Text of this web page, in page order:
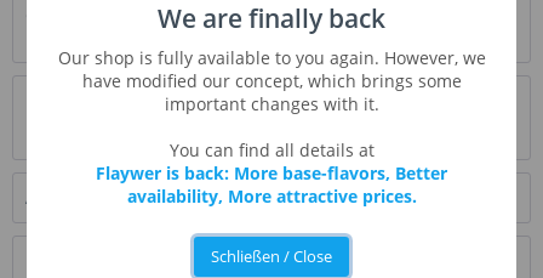
Contest Winner - Poison ist eine süchtig machende
Mischung aus dunklem, reichen Kakao, Karamell,...
0
Ähnliche Artikel
We are finally back
Our shop is fully available to you again. However, we
have modified our concept, which brings some
important changes with it.
You can find all details at
Flaywer is back: More base-flavors, Better
availability, More attractive prices.
Schließen / Close